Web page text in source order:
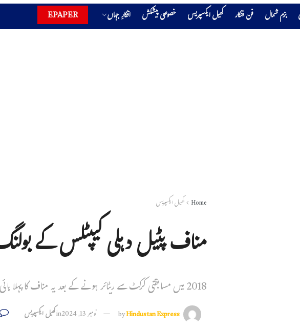
بزم شمال فن فنکار کھیل ایکسپریس خصوصی پیشکش افکارِ جہاں EPAPER
Home کھیل ایکسپریس
مناف پٹیل دہلی کیپٹلس کے
2018 میں مسابقتی کرکٹ سے ریٹائر ہونے کے بعد یہ مناف کا پہلا ہائی پروفائل کوچنگ کا عہدہ ہوگا
byHindustan Express نومبر 13, 2024 inکھیل ایکسپریس